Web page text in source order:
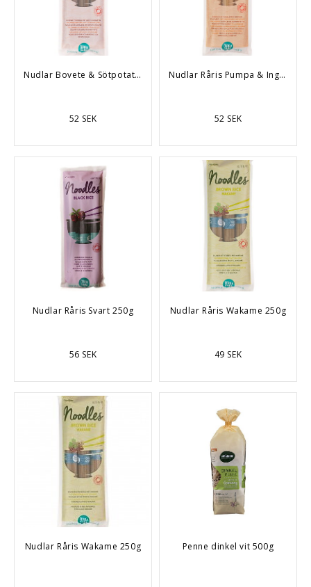
Nudlar Bovete & Sötpotatis 250g
52 SEK
Nudlar Råris Pumpa & Ingefära 250g
52 SEK
Nudlar Råris Svart 250g
56 SEK
Nudlar Råris Wakame 250g
49 SEK
Nudlar Råris Wakame 250g Penne dinkel vit 500g